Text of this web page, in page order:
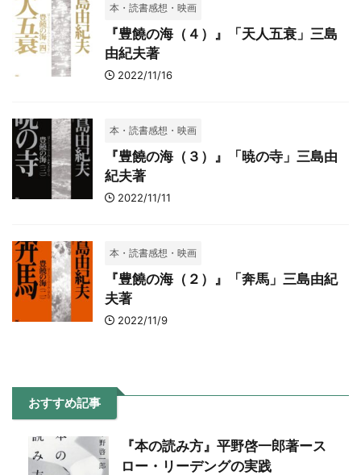
本・読書感想・映画
『豊饒の海（４）』「天人五衰」三島
由紀夫著
2022/11/16
本・読書感想・映画
『豊饒の海（３）』「暁の寺」三島由
紀夫著
2022/11/11
本・読書感想・映画
『豊饒の海（２）』「奔馬」三島由紀
夫著
2022/11/9
おすすめ記事
『本の読み方』平野啓一郎著ース
ロー・リーデングの実践